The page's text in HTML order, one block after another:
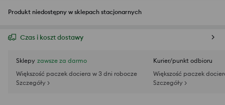
Produkt niedostępny w sklepach stacjonarnych
Czas i koszt dostawy
Sklepy zawsze za darmo
Większość paczek dociera w 3 dni robocze
Szczegóły >
Kurier/punkt odbioru
Większość paczek
Szczegóły >